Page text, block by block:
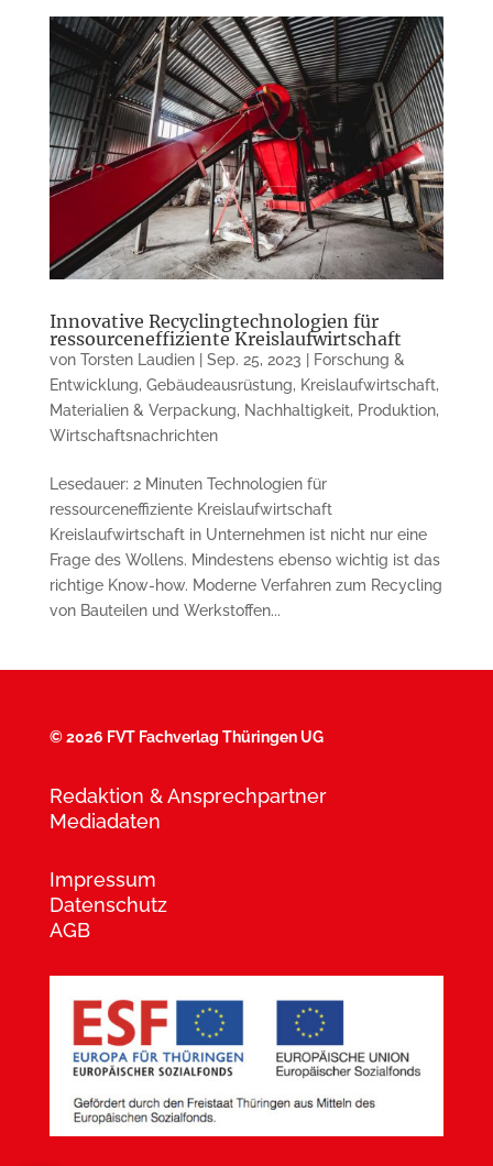
Innovative Recyclingtechnologien für
ressourceneffiziente Kreislaufwirtschaft
von Torsten Laudien| Sep. 25, 2023
Forschung &
Entwicklung, Gebäudeausrüstung, Kreislaufwirtschaft,
Materialien & Verpackung, Nachhaltigkeit, Produktion,
Wirtschaftsnachrichten
Lesedauer: 2 Minuten Technologien für
ressourceneffiziente Kreislaufwirtschaft
Kreislaufwirtschaft in Unternehmen ist nicht nur eine
Frage des Wollens. Mindestens ebenso wichtig ist das
richtige Know-how. Moderne Verfahren zum Recycling
von Bauteilen und Werkstoffen...
©2026 FVT Fachverlag Thüringen UG
Redaktion & Ansprechpartner
Mediadaten
Impressum
Datenschutz
AGB